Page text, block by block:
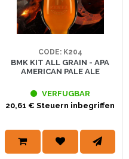
CODE: K204
BMK KIT ALL GRAIN - APA
AMERICAN PALE ALE
VERFUGBAR
20,61 € Steuern inbegriffen